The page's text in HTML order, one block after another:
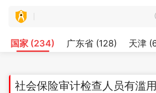
国家 (234) 广东省 (128) 天津
社会保险审计检查人员有滥